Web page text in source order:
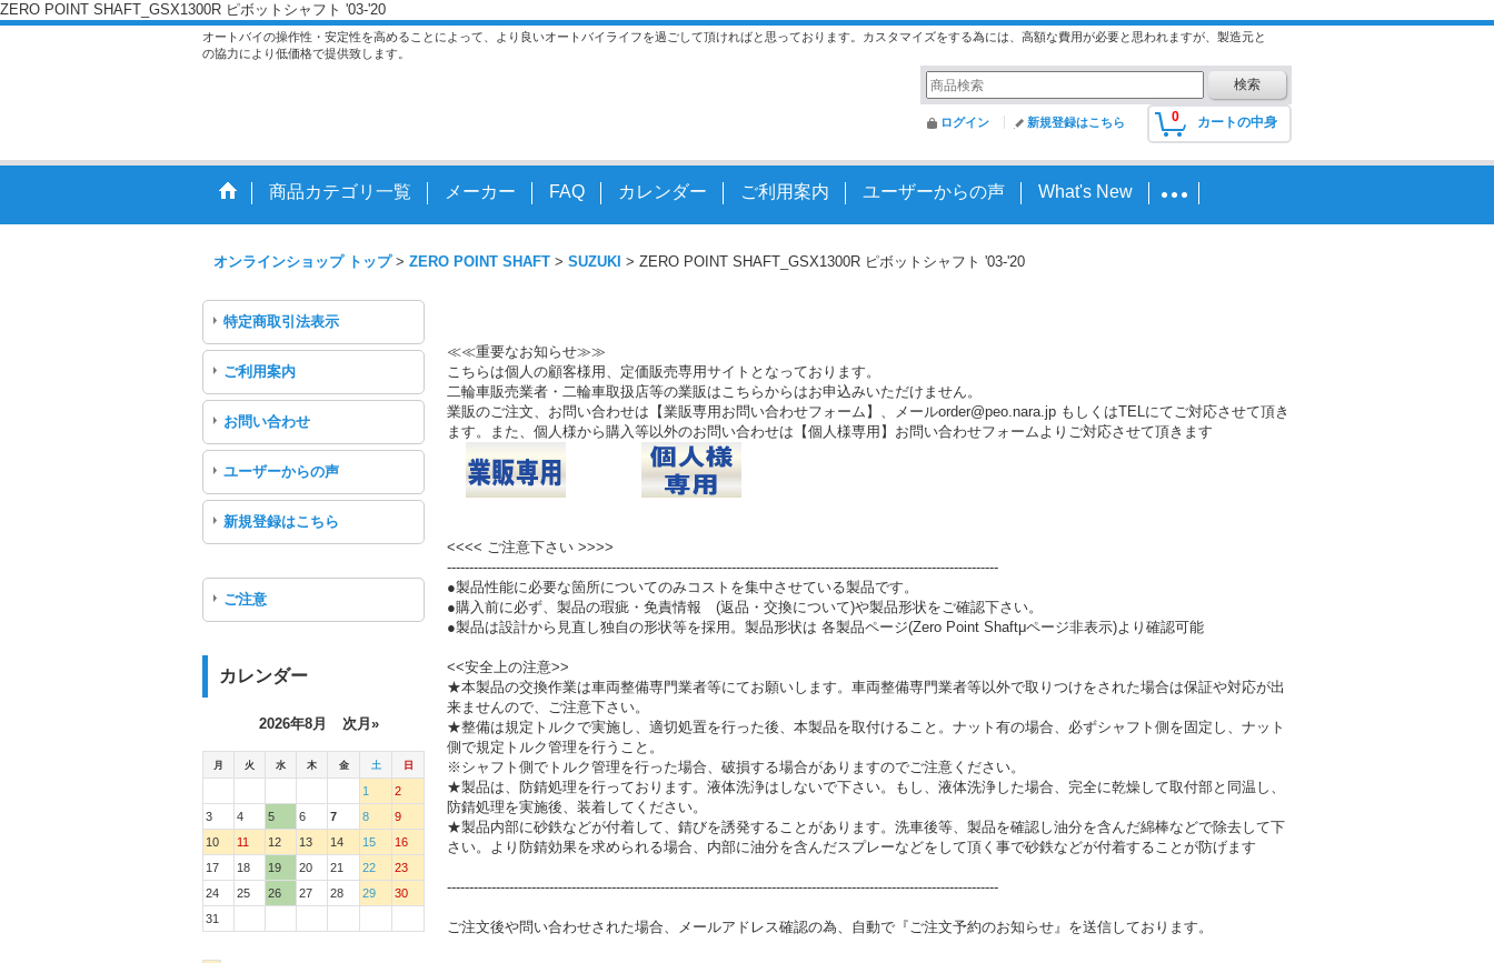
ZERO POINT SHAFT_GSX1300R ピボットシャフト '03-'20
オートバイの操作性・安定性を高めることによって、より良いオートバイライフを過ごして頂ければと思っております。カスタマイズをする為には、高額な費用が必要と思われますが、製造元と
の協力により低価格で提供致します。
0 カートの中身
ログイン 新規登録はこちら
商品カテゴリ一覧 メーカー FAQ カレンダー ご利用案内 ユーザーからの声 What's New
オンラインショップ トップ > ZERO POINT SHAFT > SUZUKI > ZERO POINT SHAFT_GSX1300R ピボットシャフト '03-'20
特定商取引法表示
ご利用案内
お問い合わせ
ユーザーからの声
新規登録はこちら
ご注意
カレンダー
2026年8月 次月»
月 火 水 木 金 土 日
1
2
3
4 5 6 7 8
9
10
11 12 13 14 15
16
17
18 19 20 21 22
23
24
25 26 27 28 29
30
31
≪≪重要なお知らせ≫≫
こちらは個人の顧客様用、定価販売専用サイトとなっております。
二輪車販売業者・二輪車取扱店等の業販はこちらからはお申込みいただけません。
業販のご注文、お問い合わせは【業販専用お問い合わせフォーム】、メールorder@peo.nara.jp もしくはTELにてご対応させて頂き
ます。また、個人様から購入等以外のお問い合わせは【個人様専用】お問い合わせフォームよりご対応させて頂きます
<<<< ご注意下さい >>>>
----------------------------------------------------------------------------------------------------------------------------
●製品性能に必要な箇所についてのみコストを集中させている製品です。
●購入前に必ず、製品の瑕疵・免責情報 (返品・交換について)や製品形状をご確認下さい。
●製品は設計から見直し独自の形状等を採用。製品形状は 各製品ページ(Zero Point Shaftμページ非表示)より確認可能
<<安全上の注意>>
★本製品の交換作業は車両整備専門業者等にてお願いします。車両整備専門業者等以外で取りつけをされた場合は保証や対応が出
来ませんので、ご注意下さい。
★整備は規定トルクで実施し、適切処置を行った後、本製品を取付けること。ナット有の場合、必ずシャフト側を固定し、ナット
側で規定トルク管理を行うこと。
※シャフト側でトルク管理を行った場合、破損する場合がありますのでご注意ください。
★製品は、防錆処理を行っております。液体洗浄はしないで下さい。もし、液体洗浄した場合、完全に乾燥して取付部と同温し、
防錆処理を実施後、装着してください。
★製品内部に砂鉄などが付着して、錆びを誘発することがあります。洗車後等、製品を確認し油分を含んだ綿棒などで除去して下
さい。より防錆効果を求められる場合、内部に油分を含んだスプレーなどをして頂く事で砂鉄などが付着することが防げます
----------------------------------------------------------------------------------------------------------------------------
ご注文後や問い合わせされた場合、メールアドレス確認の為、自動で『ご注文予約のお知らせ』を送信しております。